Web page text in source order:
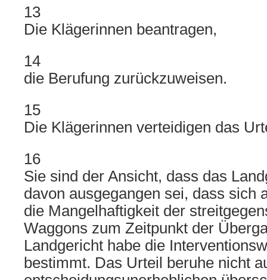
13
Die Klägerinnen beantragen,
14
die Berufung zurückzuweisen.
15
Die Klägerinnen verteidigen das
16
Sie sind der Ansicht, dass das
davon ausgegangen sei, dass sich
die Mangelhaftigkeit der
Waggons zum Zeitpunkt der
Landgericht habe die
bestimmt. Das Urteil beruhe nicht